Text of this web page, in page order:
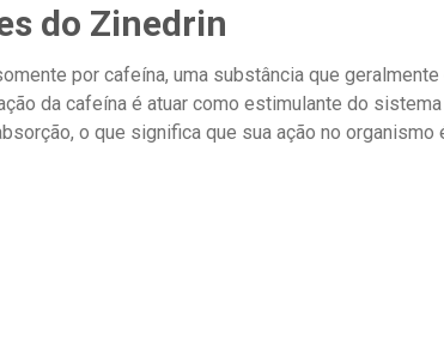
do Zinedrin
por cafeína, uma substância que
da cafeína é atuar como estimulante do
o que significa que sua ação no organismo